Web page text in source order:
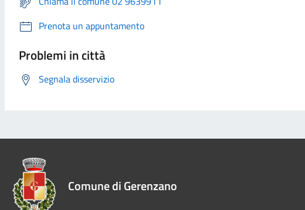
Prenota un appuntamento
Problemi in città
Segnala disservizio
Comune di Gerenzano